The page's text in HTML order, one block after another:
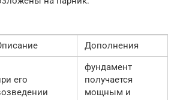
Дополнения
его
фундамент
получается
мощным и